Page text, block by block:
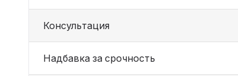
Консультация
Надбавка за срочность